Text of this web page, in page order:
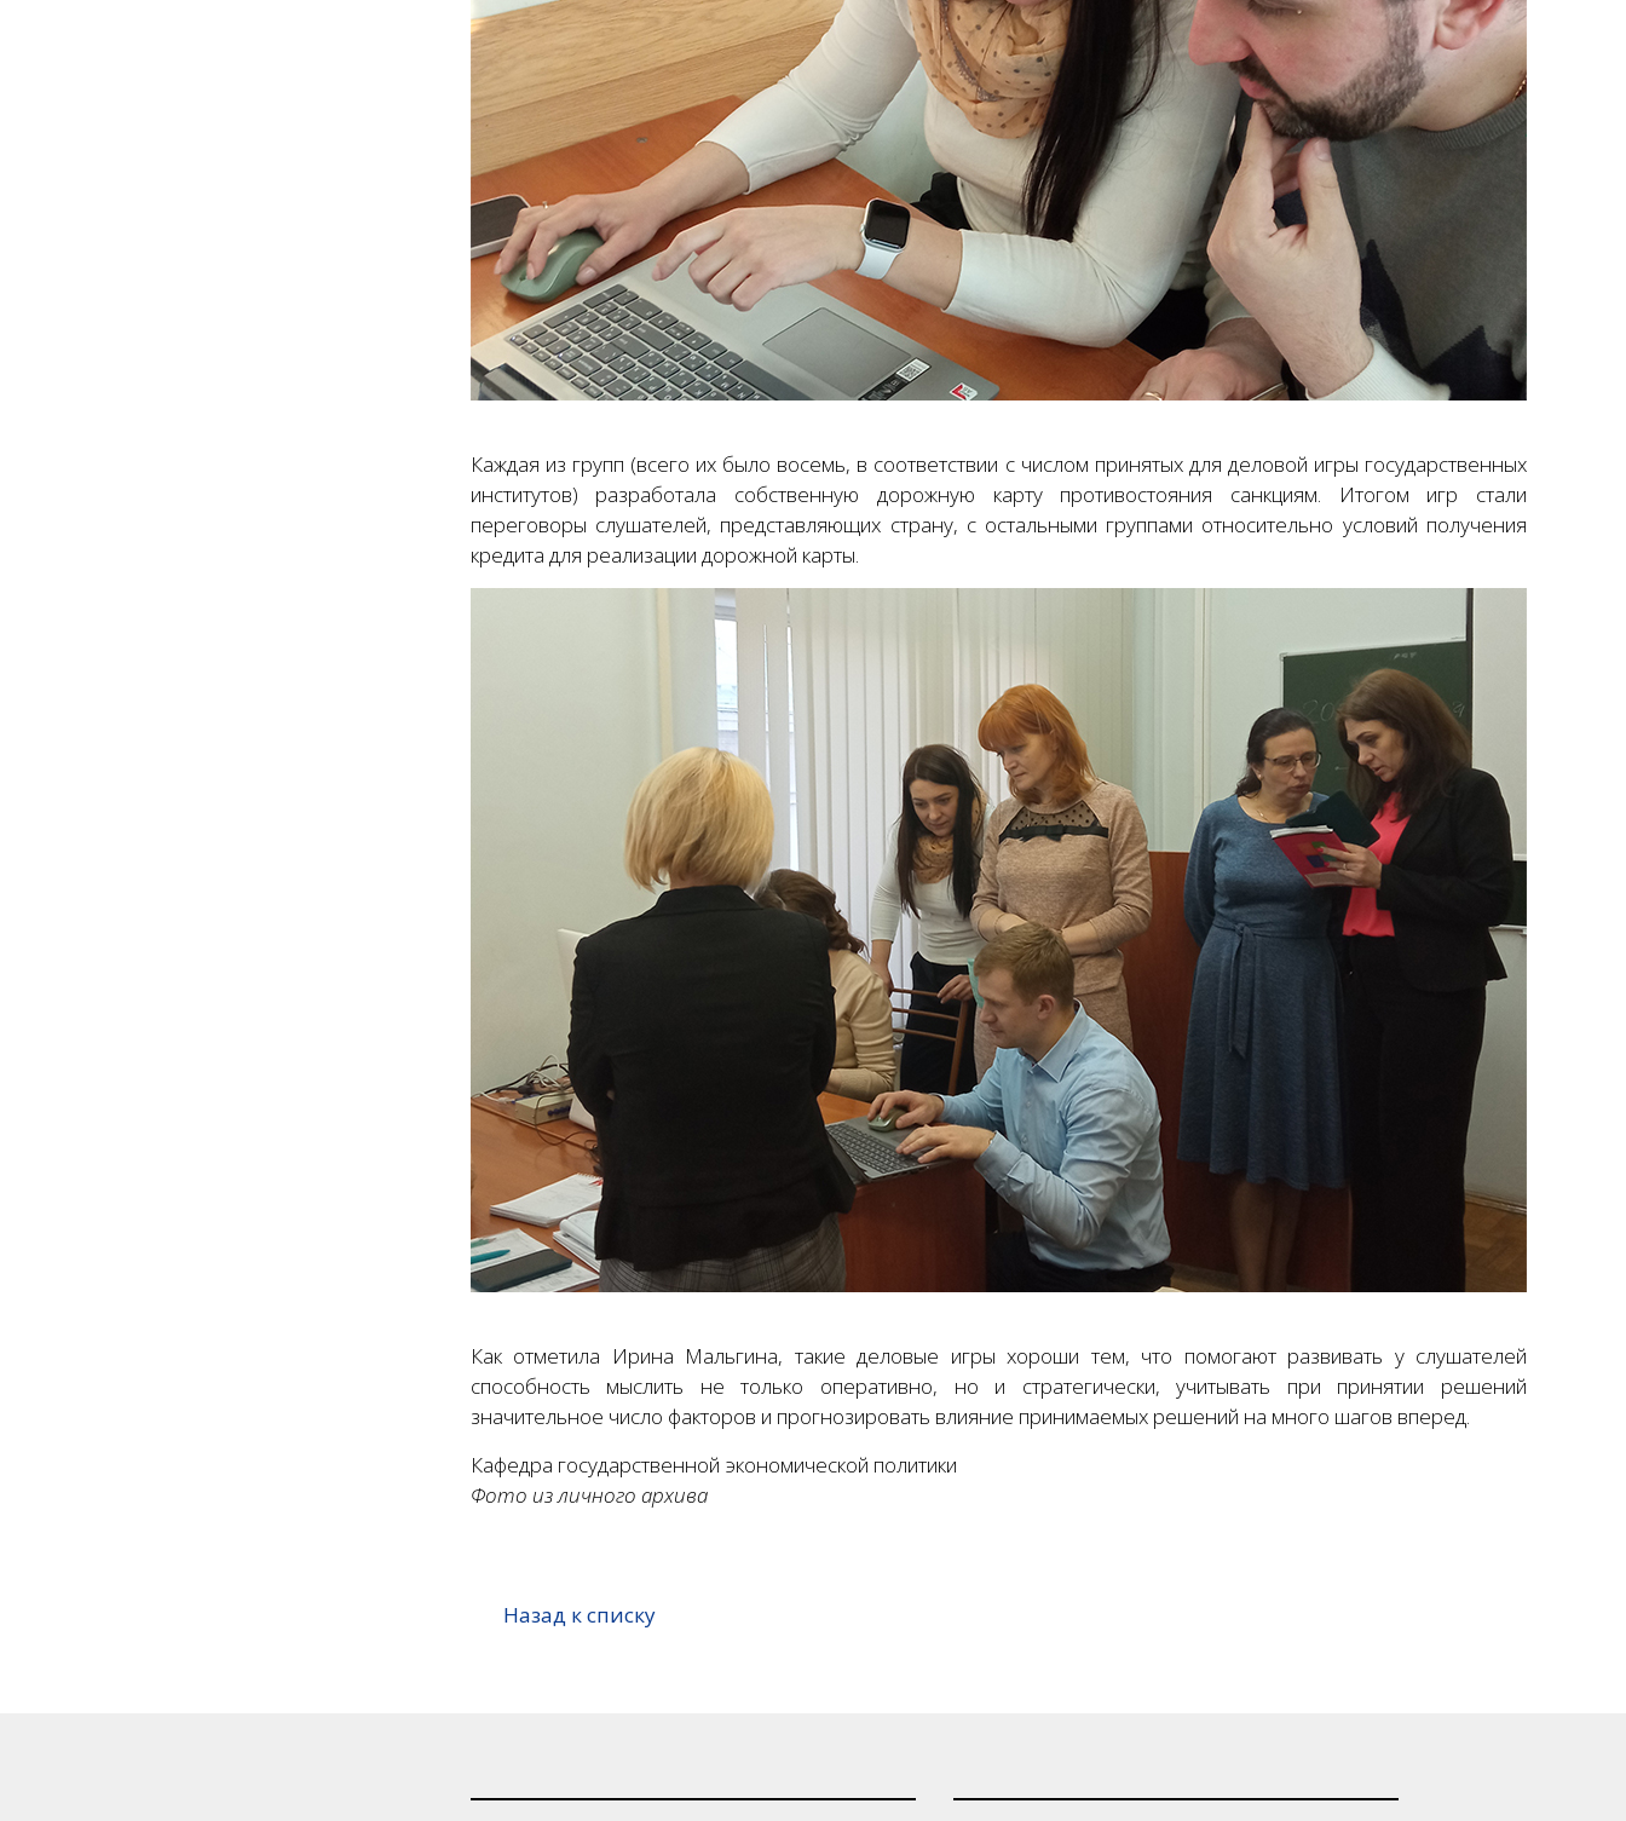
Каждая из групп (всего их было восемь, в соответствии с числом принятых для деловой игры государственных
институтов) разработала собственную дорожную карту противостояния санкциям. Итогом игр стали
переговоры слушателей, представляющих страну, с остальными группами относительно условий получения
кредита для реализации дорожной карты.
Как отметила Ирина Мальгина, такие деловые игры хороши тем, что помогают развивать у слушателей
способность мыслить не только оперативно, но и стратегически, учитывать при принятии решений
значительное число факторов и прогнозировать влияние принимаемых решений на много шагов вперед.
Кафедра государственной экономической политики
Фото из личного архива
Назад к списку